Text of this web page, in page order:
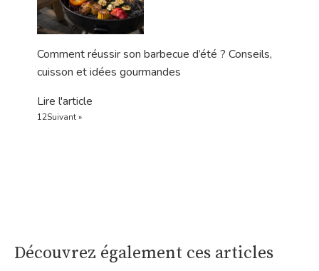
Comment réussir son barbecue d’été ? Conseils,
cuisson et idées gourmandes
Lire l'article
12Suivant »
Découvrez également ces articles